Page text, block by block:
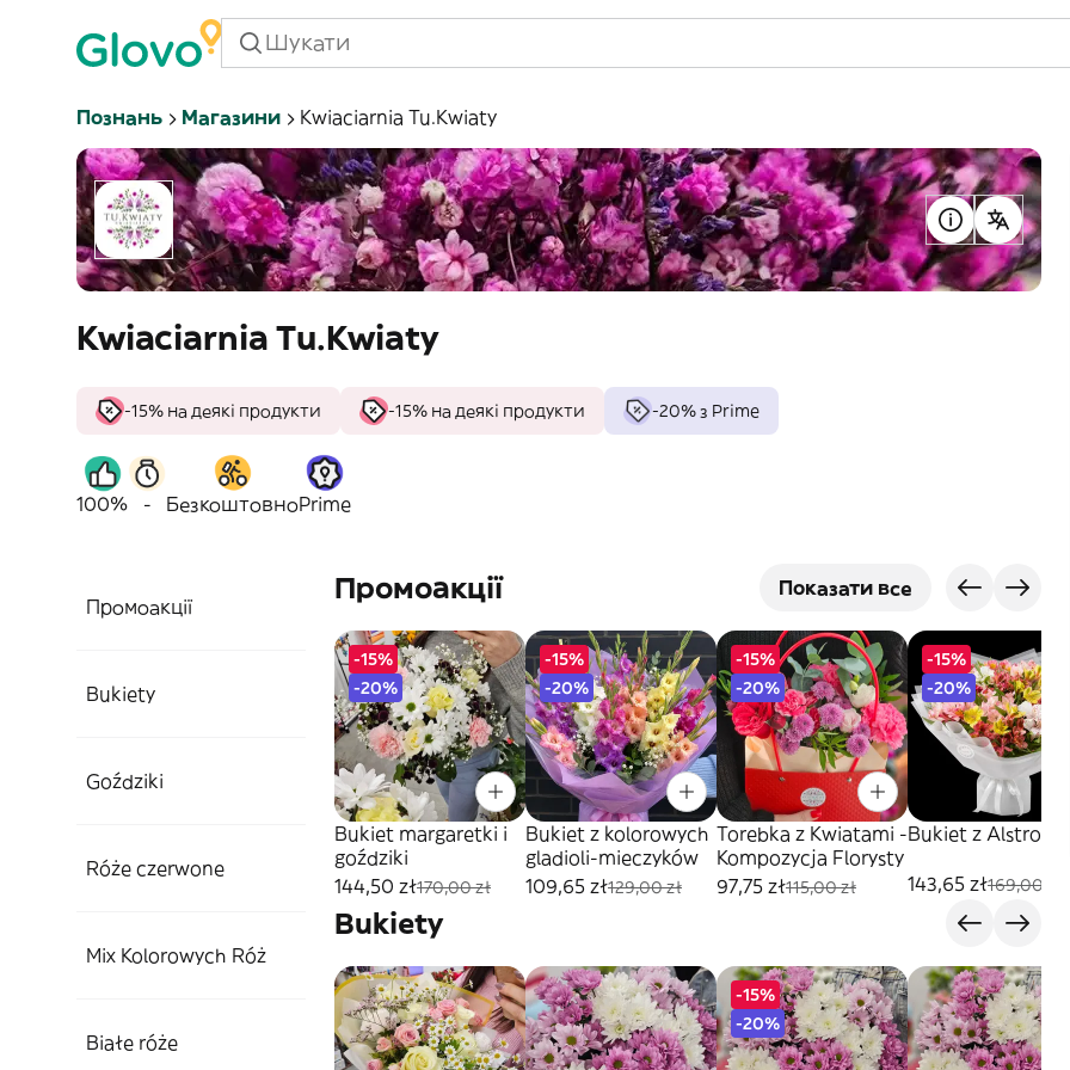
Познань Магазини Kwiaciarnia Tu.Kwiaty
Kwiaciarnia Tu.Kwiaty
-15% на деякі продукти -15% на деякі продукти -20% з Prime
100% - БезкоштовноPrime
Промоакції
Bukiety
Goździki
Róże czerwone
Mix Kolorowych Róż
Białe róże
Промоакції Показати все
-15%
-20%
Bukiet margaretki i
goździki
144,50 zł170,00 zł
-15%
-20%
Bukiet z kolorowych
gladioli-mieczyków
109,65 zł129,00 zł
-15%
-20%
Torebka z Kwiatami -
Kompozycja Florysty
97,75 zł115,00 zł
-15%
-20%
Bukiet z
143,65 zł169,00 zł
Bukiety
-15%
-20%